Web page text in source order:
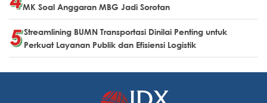
MK Soal Anggaran MBG Jadi Sorotan
Streamlining BUMN Transportasi Dinilai Penting untuk
Perkuat Layanan Publik dan Efisiensi Logistik